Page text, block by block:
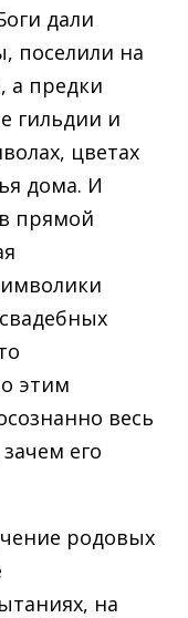
дали
поселили на
а предки
гильдии и
цветах
дома. И
прямой
этим
весь
его
родовых
на